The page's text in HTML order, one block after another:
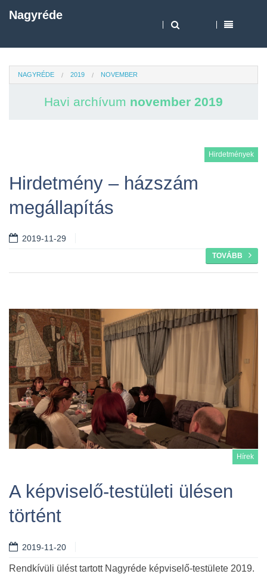
Nagyréde
NAGYRÉDE 2019 NOVEMBER
Havi archívum november 2019
Hirdetmények
Hirdetmény – házszám
megállapítás
2019-11-29
TOVÁBB
Hírek
A képviselő-testületi ülésen
történt
2019-11-20
Rendkívüli ülést tartott Nagyréde képviselő-testülete 2019.